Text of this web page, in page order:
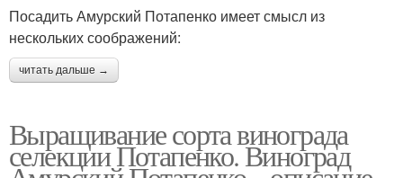
Посадить Амурский Потапенко имеет смысл из
нескольких соображений:
читать дальше →
Выращивание сорта винограда
селекции Потапенко. Виноград